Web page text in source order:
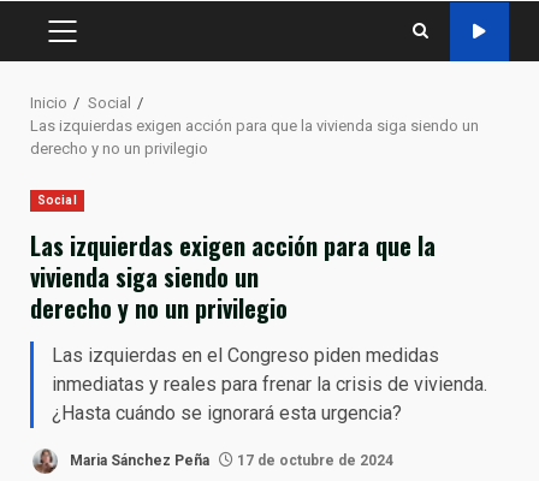
MENÚ
Inicio
Social
Las izquierdas exigen acción para que la vivienda siga siendo un
derecho y no un privilegio
Social
Las izquierdas exigen acción para que la
vivienda siga siendo un
derecho y no un privilegio
Las izquierdas en el Congreso piden medidas
inmediatas y reales para frenar la crisis de vivienda.
¿Hasta cuándo se ignorará esta urgencia?
Maria Sánchez Peña 17 de octubre de 2024